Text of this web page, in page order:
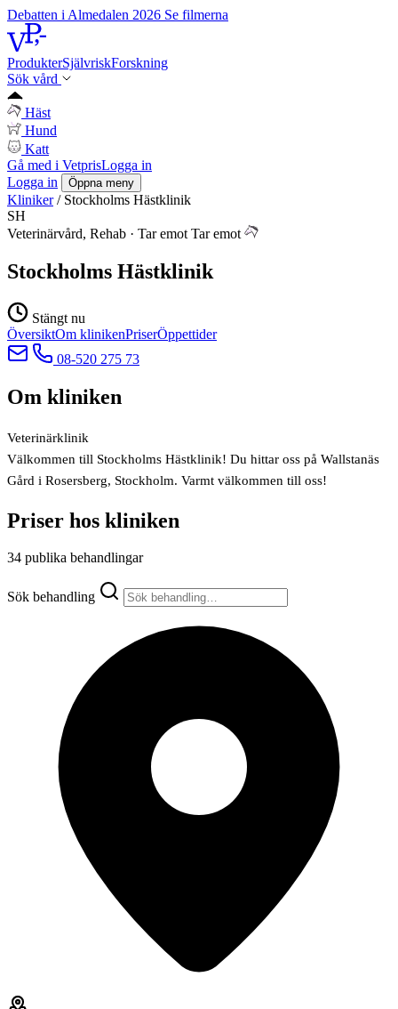
Debatten i Almedalen 2026 Se filmerna
ProdukterSjälvriskForskning
Sök vård
Häst
Hund
Katt
Gå med i VetprisLogga in
Logga in
Öppna meny
Kliniker / Stockholms Hästklinik
SH
Veterinärvård, Rehab · Tar emot Tar emot
Stockholms Hästklinik
Stängt nu
ÖversiktOm klinikenPriserÖppettider
08-520 275 73
Om kliniken
Veterinärklinik
Välkommen till Stockholms Hästklinik! Du hittar oss på Wallstanäs
Gård i Rosersberg, Stockholm. Varmt välkommen till oss!
Priser hos kliniken
34 publika behandlingar
Sök behandling